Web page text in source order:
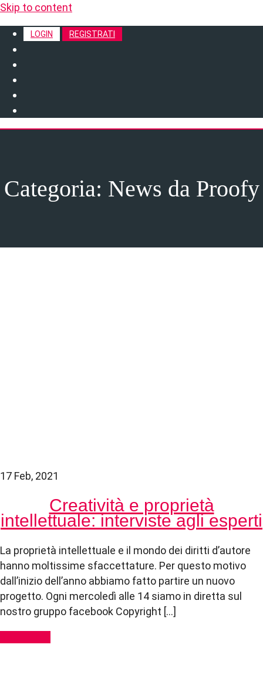
Skip to content
LOGIN REGISTRATI
Categoria: News da Proofy
17 Feb, 2021
Creatività e proprietà
intellettuale: interviste agli esperti
La proprietà intellettuale e il mondo dei diritti d’autore
hanno moltissime sfaccettature. Per questo motivo
dall’inizio dell’anno abbiamo fatto partire un nuovo
progetto. Ogni mercoledì alle 14 siamo in diretta sul
nostro gruppo facebook Copyright […]